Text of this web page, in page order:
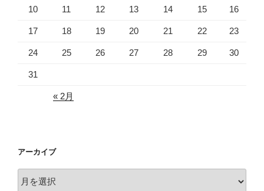
10 11 12 13 14 15 16
17 18 19 20 21 22 23
24 25 26 27 28 29 30
31
« 2月
アーカイブ